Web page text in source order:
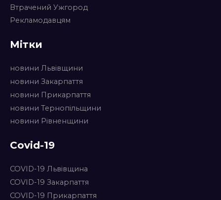
Втрачений Ужгород
Рекламодавцям
Мітки
новини Львівщини
новини Закарпаття
новини Прикарпаття
новини Тернопільщини
новини Рівненщини
Covid-19
COVID-19 Львівщина
COVID-19 Закарпаття
COVID-19 Прикарпаття